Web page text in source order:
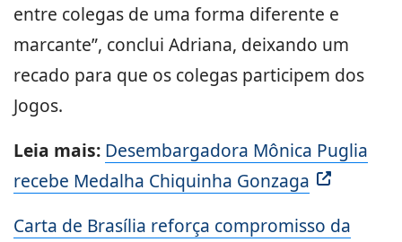
entre colegas de uma forma diferente e
marcante”, conclui Adriana, deixando um
recado para que os colegas participem dos
Jogos.
Leia mais: Desembargadora Mônica Puglia
recebe Medalha Chiquinha Gonzaga
Carta de Brasília reforça compromisso da